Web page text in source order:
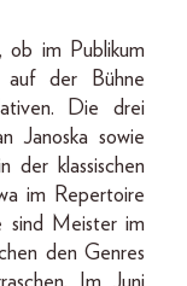
ob im Publikum
auf der Bühne
Die drei
Janoska sowie
der klassischen
im Repertoire
sind Meister im
den Genres